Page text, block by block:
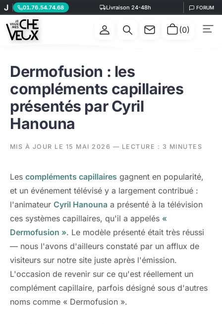
J 01.76.54.74.68 Livraison 24-48h FORUM
(0)
Dermofusion : les
compléments capillaires
présentés par Cyril
Hanouna
MIS À JOUR LE 15 MAI 2026 — LECTURE : 3 MINUTES
Les compléments capillaires gagnent en popularité,
et un événement télévisé y a largement contribué :
l'animateur Cyril Hanouna a présenté à la télévision
ces systèmes capillaires, qu'il a appelés «
Dermofusion ». Le modèle présenté était très réussi
— nous l'avons d'ailleurs constaté par un afflux de
visiteurs sur notre site juste après l'émission.
L'occasion de revenir sur ce qu'est réellement un
complément capillaire, parfois désigné sous d'autres
noms comme « Dermofusion ».